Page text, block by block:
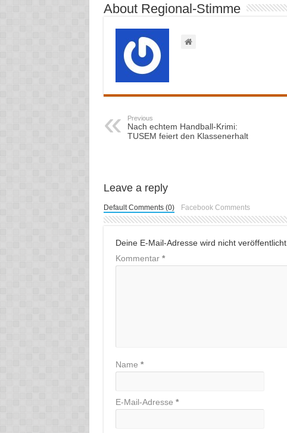
About Regional-Stimme
Previous
Nach echtem Handball-Krimi:
TUSEM feiert den Klassenerhalt
Leave a reply
Default Comments (0) Facebook Comments
Deine E-Mail-Adresse wird nicht veröffentlicht.
Kommentar *
Name *
E-Mail-Adresse *